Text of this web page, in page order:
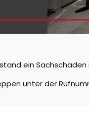
ein Sachschaden
unter der